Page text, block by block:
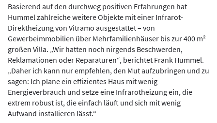
Basierend auf den durchweg positiven Erfahrungen hat
Hummel zahlreiche weitere Objekte mit einer Infrarot-
Direktheizung von Vitramo ausgestattet – von
Gewerbeimmobilien über Mehrfamilienhäuser bis zur 400 m²
großen Villa. „Wir hatten noch nirgends Beschwerden,
Reklamationen oder Reparaturen“, berichtet Frank Hummel.
„Daher ich kann nur empfehlen, den Mut aufzubringen und zu
sagen: Ich plane ein effizientes Haus mit wenig
Energieverbrauch und setze eine Infrarotheizung ein, die
extrem robust ist, die einfach läuft und sich mit wenig
Aufwand installieren lässt.“